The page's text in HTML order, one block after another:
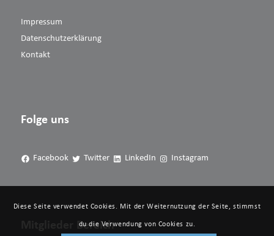
Impressum
Datenschutzerklärung
Kontakt
Folge uns
Facebook Twitter LinkedIn Instagram
Mitglieder Bereich
Diese Seite verwendet Cookies. Mit der Weiternutzung der Seite, stimmst
du die Verwendung von Cookies zu.